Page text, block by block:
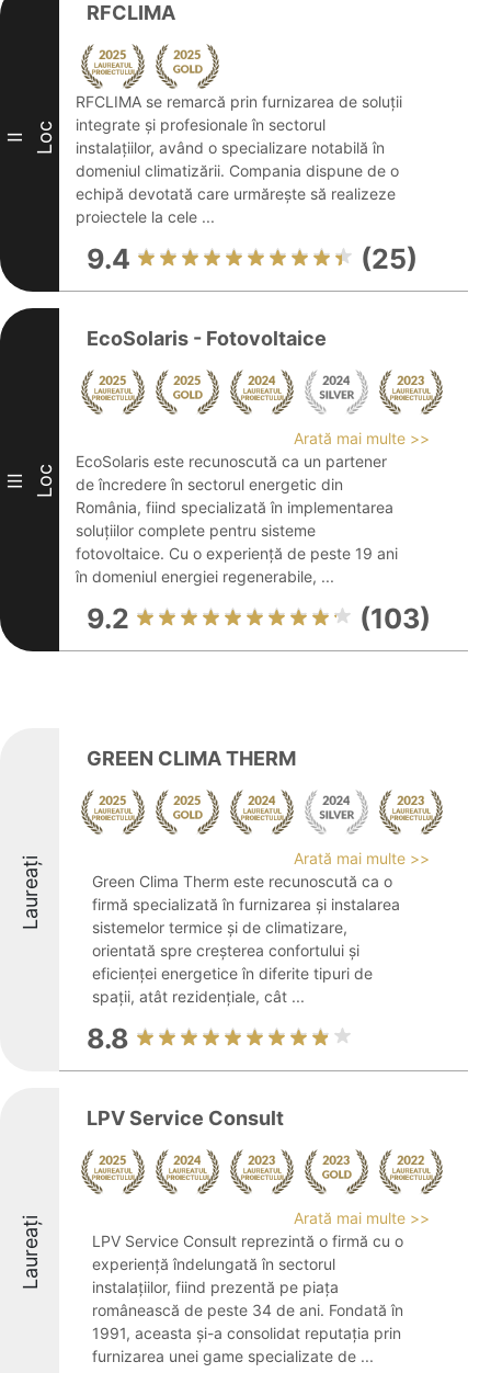
II Loc
RFCLIMA
RFCLIMA se remarcă prin furnizarea de soluții
integrate și profesionale în sectorul
instalațiilor, având o specializare notabilă în
domeniul climatizării. Compania dispune de o
echipă devotată care urmărește să realizeze
proiectele la cele ...
9.4 (25)
III Loc
EcoSolaris - Fotovoltaice
Arată mai multe >>
EcoSolaris este recunoscută ca un partener
de încredere în sectorul energetic din
România, fiind specializată în implementarea
soluțiilor complete pentru sisteme
fotovoltaice. Cu o experiență de peste 19 ani
în domeniul energiei regenerabile, ...
9.2 (103)
Laureați
GREEN CLIMA THERM
Arată mai multe >>
Green Clima Therm este recunoscută ca o
firmă specializată în furnizarea și instalarea
sistemelor termice și de climatizare,
orientată spre creșterea confortului și
eficienței energetice în diferite tipuri de
spații, atât rezidențiale, cât ...
8.8
Laureați
LPV Service Consult
Arată mai multe >>
LPV Service Consult reprezintă o firmă cu o
experiență îndelungată în sectorul
instalațiilor, fiind prezentă pe piața
românească de peste 34 de ani. Fondată în
1991, aceasta și-a consolidat reputația prin
furnizarea unei game specializate de ...